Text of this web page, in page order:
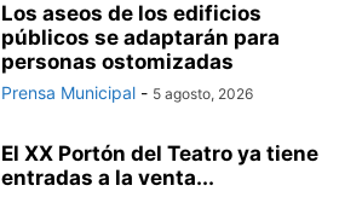
Los aseos de los edificios
públicos se adaptarán para
personas ostomizadas
Prensa Municipal - 5 agosto, 2026
El XX Portón del Teatro ya tiene
entradas a la venta...